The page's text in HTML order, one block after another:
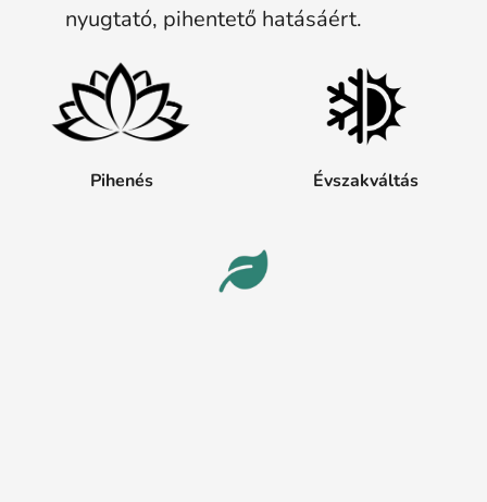
nyugtató, pihentető hatásáért.
Pihenés Évszakváltás